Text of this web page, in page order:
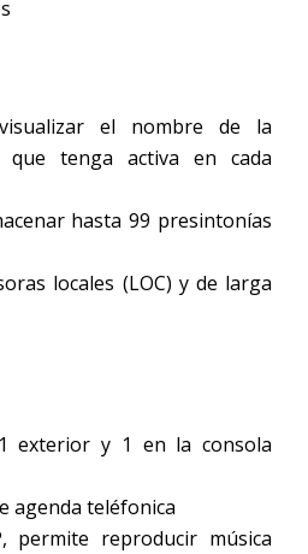
el nombre de la
tenga activa en cada
hasta 99 presintonías
locales (LOC) y de larga
exterior y 1 en la consola
agenda teléfonica
permite reproducir música